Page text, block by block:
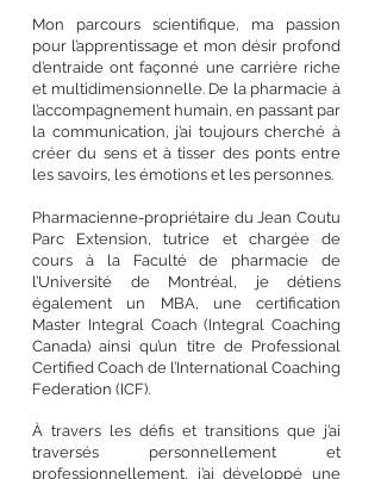
Mon parcours scientifique, ma passion
pour l’apprentissage et mon désir profond
d’entraide ont façonné une carrière riche
et multidimensionnelle. De la pharmacie à
l’accompagnement humain, en passant par
la communication, j’ai toujours cherché à
créer du sens et à tisser des ponts entre
les savoirs, les émotions et les personnes.
Pharmacienne-propriétaire du Jean Coutu
Parc Extension, tutrice et chargée de
cours à la Faculté de pharmacie de
l’Université de Montréal, je détiens
également un MBA, une certification
Master Integral Coach (Integral Coaching
Canada) ainsi qu’un titre de Professional
Certified Coach de l’International Coaching
Federation (ICF).​
À travers les défis et transitions que j’ai
traversés personnellement et
professionnellement, j’ai développé une